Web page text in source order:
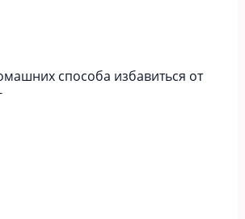
способа избавиться от